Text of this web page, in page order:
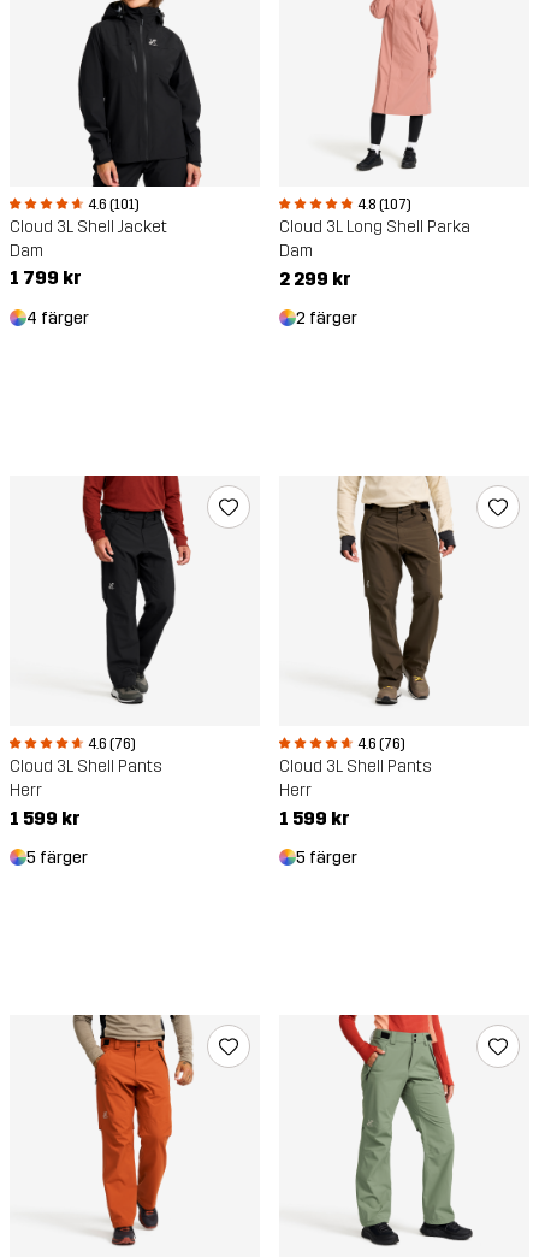
4.6 (101)
Cloud 3L Shell Jacket
Dam
1 799 kr
4 färger
4.8 (107)
Cloud 3L Long Shell Parka
Dam
2 299 kr
2 färger
4.6 (76)
Cloud 3L Shell Pants
Herr
1 599 kr
5 färger
4.6 (76)
Cloud 3L Shell Pants
Herr
1 599 kr
5 färger